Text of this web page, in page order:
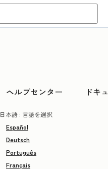
ヘルプセンター ドキ
日本語 : 言語を選択
Español
Deutsch
Português
Français